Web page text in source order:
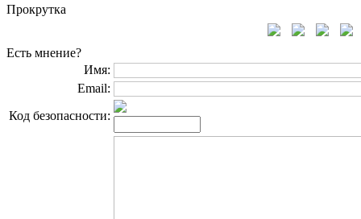
Прокрутка
Есть мнение?
Имя:
Email:
Код безопасности: